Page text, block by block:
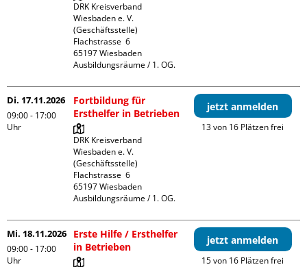
DRK Kreisverband
Wiesbaden e. V.
(Geschäftsstelle)
Flachstrasse  6
65197 Wiesbaden
Ausbildungsräume / 1. OG.
Di. 17.11.2026
09:00 - 17:00
Uhr
Fortbildung für
Ersthelfer in Betrieben
DRK Kreisverband
Wiesbaden e. V.
(Geschäftsstelle)
Flachstrasse  6
65197 Wiesbaden
Ausbildungsräume / 1. OG.
jetzt anmelden
13 von 16 Plätzen frei
Mi. 18.11.2026
09:00 - 17:00
Uhr
Erste Hilfe / Ersthelfer
in Betrieben
jetzt anmelden
15 von 16 Plätzen frei